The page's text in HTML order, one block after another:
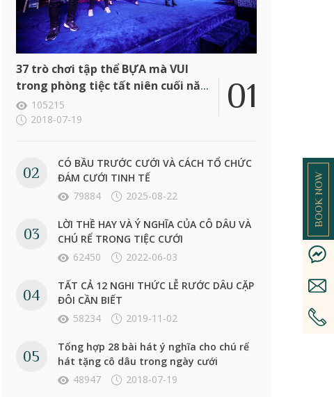
37 trò chơi tập thể BỰA mà VUI
trong phòng tiệc tất niên cuối năm
công ty
105215
2018-07-19
CÓ BẦU TRƯỚC CƯỚI VÀ CÁCH TỔ CHỨC
ĐÁM CƯỚI TINH TẾ
79884
2025-08-22
LỜI THỀ HAY VÀ Ý NGHĨA CỦA CÔ DÂU VÀ
CHÚ RỂ TRONG TIỆC CƯỚI
62450
2022-06-03
TẤT CẢ 12 NGHI THỨC LỄ RƯỚC DÂU CẶP
ĐÔI CẦN BIẾT
58234
2019-11-02
Tổng hợp 28 bài hát ý nghĩa cho chú rể
hát tặng cô dâu trong ngày cưới
48947
2018-07-19
BOOK NOW